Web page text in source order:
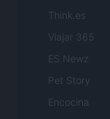
Think.es
Viajar 365
ES Newz
Pet Story
Encocina